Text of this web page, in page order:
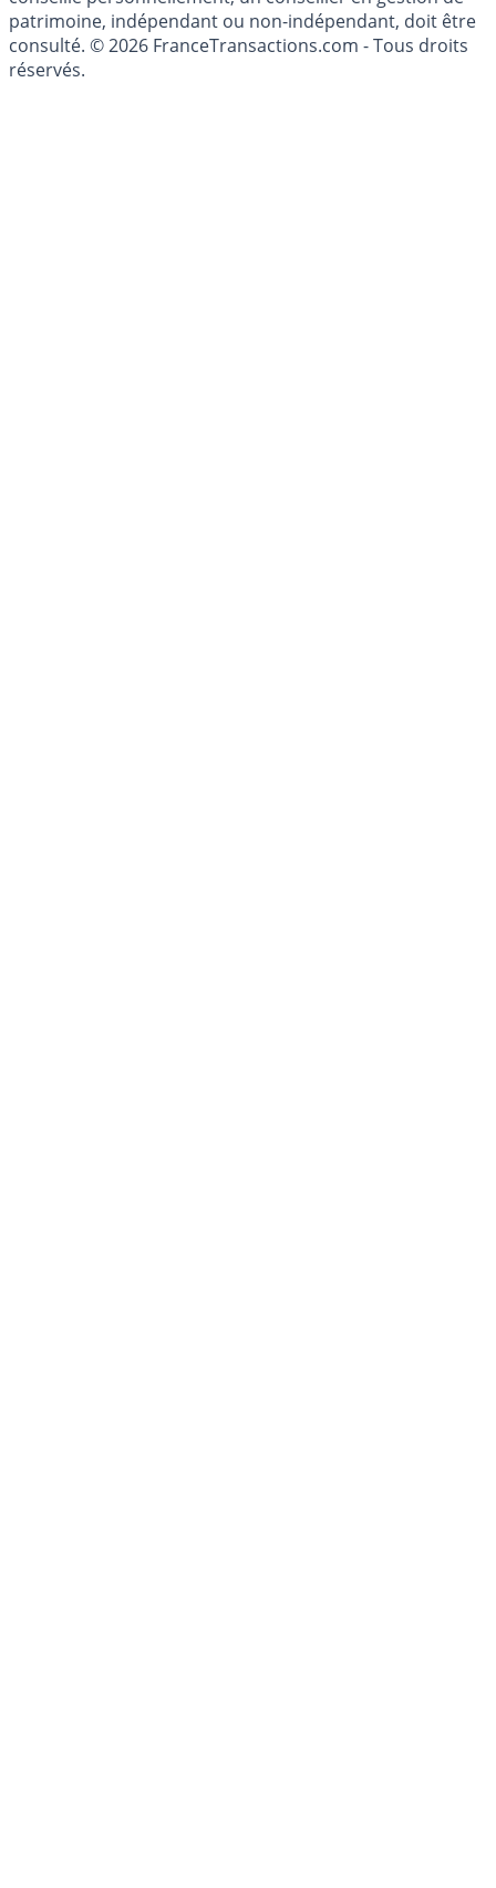
investissements financiers est réglementée. Afin d'être
conseillé personnellement, un conseiller en gestion de
patrimoine, indépendant ou non-indépendant, doit être
consulté. © 2026 FranceTransactions.com - Tous droits